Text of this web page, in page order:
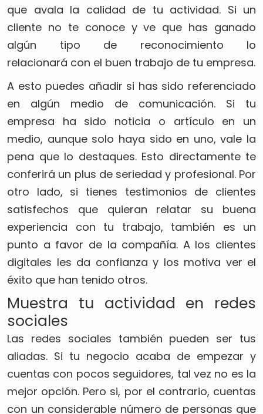
que avala la calidad de tu actividad. Si un
cliente no te conoce y ve que has ganado
algún tipo de reconocimiento lo
relacionará con el buen trabajo de tu empresa.
A esto puedes añadir si has sido referenciado
en algún medio de comunicación. Si tu
empresa ha sido noticia o artículo en un
medio, aunque solo haya sido en uno, vale la
pena que lo destaques. Esto directamente te
conferirá un plus de seriedad y profesional. Por
otro lado, si tienes testimonios de clientes
satisfechos que quieran relatar su buena
experiencia con tu trabajo, también es un
punto a favor de la compañía. A los clientes
digitales les da confianza y los motiva ver el
éxito que han tenido otros.
Muestra tu actividad en redes
sociales
Las redes sociales también pueden ser tus
aliadas. Si tu negocio acaba de empezar y
cuentas con pocos seguidores, tal vez no es la
mejor opción. Pero si, por el contrario, cuentas
con un considerable número de personas que